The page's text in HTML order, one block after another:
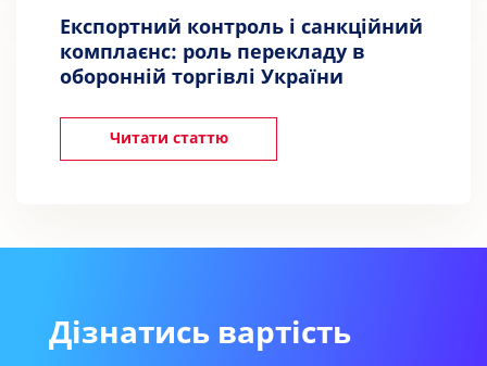
Експортний контроль і санкційний
комплаєнс: роль перекладу в
оборонній торгівлі України
Читати статтю
Дізнатись вартість